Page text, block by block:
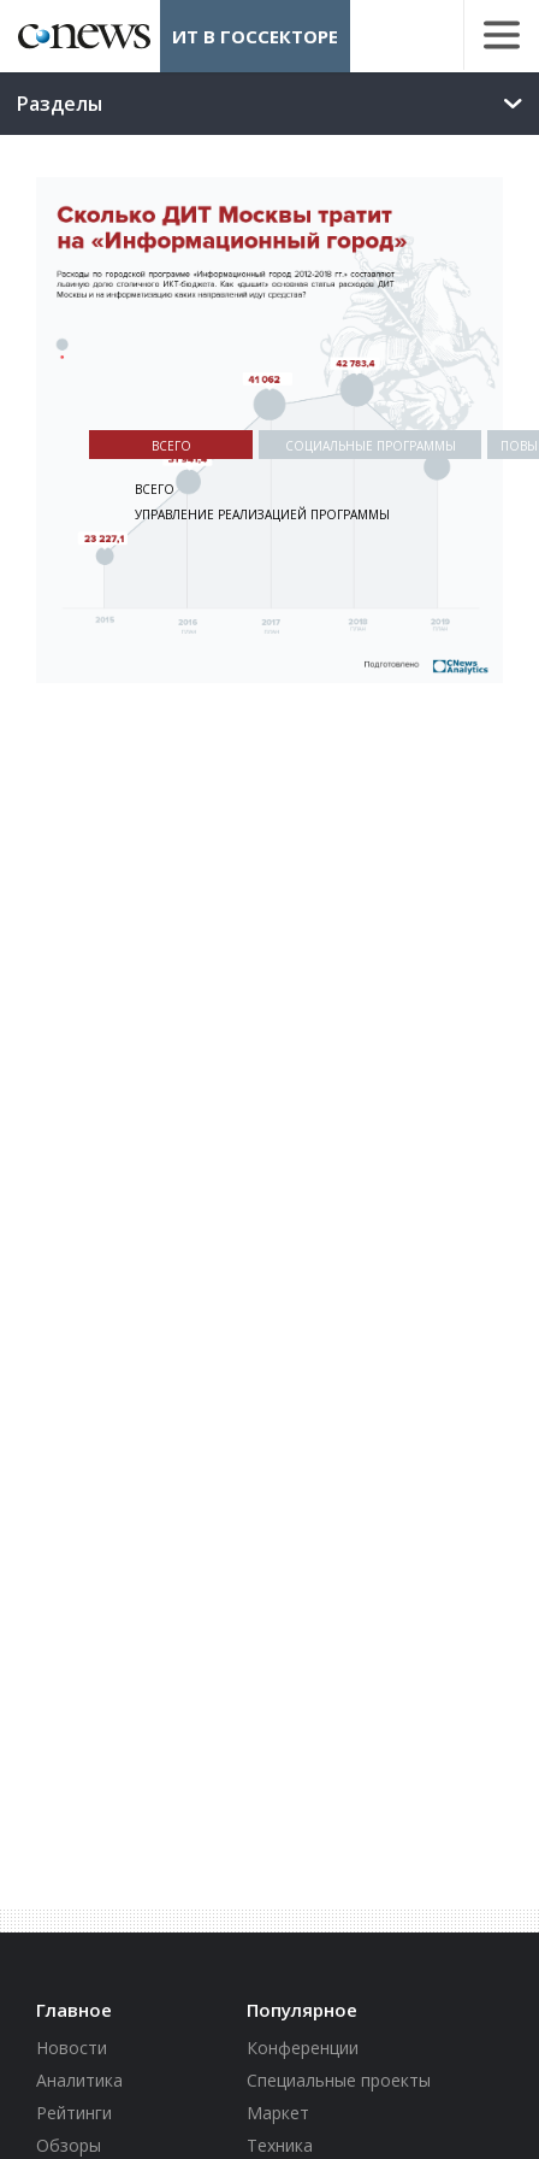
ИТ В ГОССЕКТОРЕ
Разделы
ВСЕГО
ВСЕГО
УПРАВЛЕНИЕ РЕАЛИЗАЦИЕЙ ПРОГРАММЫ
CОЦИАЛЬНЫЕ ПРОГРАММЫ
Главное
Новости
Аналитика
Рейтинги
Обзоры
Популярное
Конференции
Специальные проекты
Маркет
Техника